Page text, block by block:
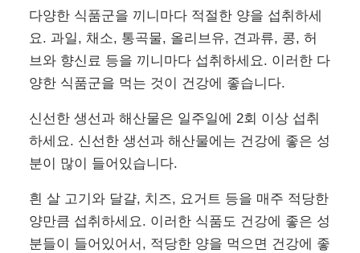
다양한 식품군을 끼니마다 적절한 양을 섭취하세
요. 과일, 채소, 통곡물, 올리브유, 견과류, 콩, 허
브와 향신료 등을 끼니마다 섭취하세요. 이러한 다
양한 식품군을 먹는 것이 건강에 좋습니다.
신선한 생선과 해산물은 일주일에 2회 이상 섭취
하세요. 신선한 생선과 해산물에는 건강에 좋은 성
분이 많이 들어있습니다.
흰 살 고기와 달걀, 치즈, 요거트 등을 매주 적당한
양만큼 섭취하세요. 이러한 식품도 건강에 좋은 성
분들이 들어있어서, 적당한 양을 먹으면 건강에 좋